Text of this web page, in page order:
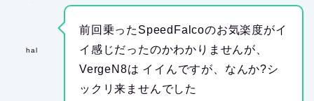
hal
前回乗ったSpeedFalcoのお気楽度がイ
イ感じだったのかわかりませんが、
VergeN8は イイんですが、なんか?シ
ックリ来ませんでした